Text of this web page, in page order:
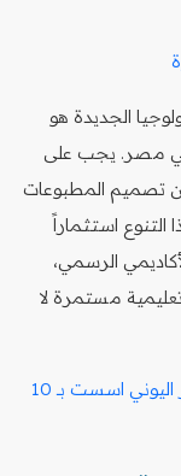
الجديدة هو
في مصر. يجب على
تصميم المطبوعات
استثماراً
الرسمي،
مستمرة لا
التسجيل في الجامعات الالمانية ودور اليوني اسست بـ 10